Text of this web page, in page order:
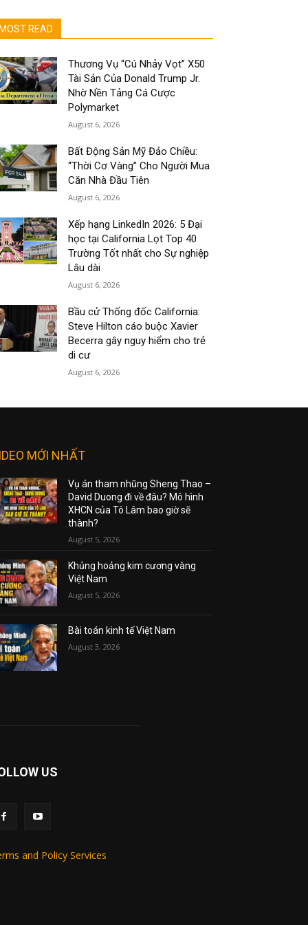
MOST READ
Thương Vụ “Cú Nhảy Vọt” X50
Tài Sản Của Donald Trump Jr.
Nhờ Nền Tảng Cá Cược
Polymarket
August 6, 2026
Bất Động Sản Mỹ Đảo Chiều:
“Thời Cơ Vàng” Cho Người Mua
Căn Nhà Đầu Tiên
August 6, 2026
Xếp hạng LinkedIn 2026: 5 Đại
học tại California Lọt Top 40
Trường Tốt nhất cho Sự nghiệp
Lâu dài
August 6, 2026
Bầu cử Thống đốc California:
Steve Hilton cáo buộc Xavier
Becerra gây nguy hiểm cho trẻ
di cư
August 6, 2026
MỚI NHẤT
Vụ án tham nhũng Sheng Thao –
David Duong đi về đâu? Mô hình
XHCN của Tô Lâm bao giờ sẽ
thành?
August 5, 2026
Khủng hoảng kim cương vàng
Việt Nam
August 5, 2026
Bài toán kinh tế Việt Nam
August 3, 2026
US
and Policy Services